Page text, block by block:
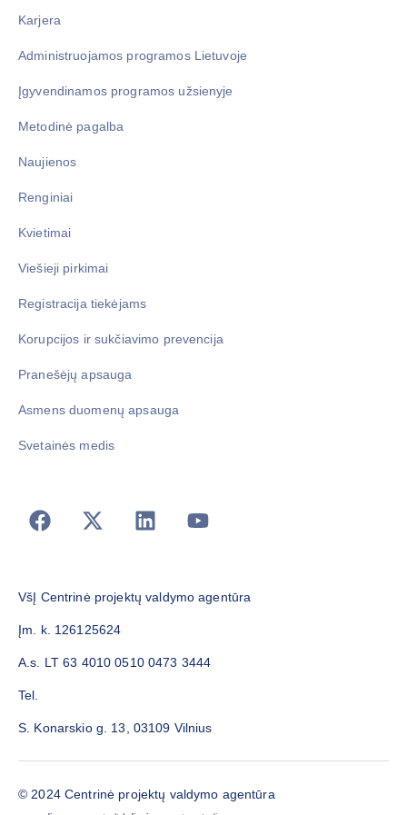
Karjera
Administruojamos programos Lietuvoje
Įgyvendinamos programos užsienyje
Metodinė pagalba
Naujienos
Renginiai
Kvietimai
Viešieji pirkimai
Registracija tiekėjams
Korupcijos ir sukčiavimo prevencija
Pranešėjų apsauga
Asmens duomenų apsauga
Svetainės medis
VšĮ Centrinė projektų valdymo agentūra
Įm. k. 126125624
A.s. LT 63 4010 0510 0473 3444
Tel.
S. Konarskio g. 13, 03109 Vilnius
© 2024 Centrinė projektų valdymo agentūra